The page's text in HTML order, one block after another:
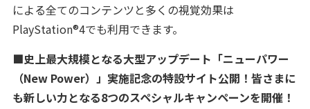
による全てのコンテンツと多くの視覚効果は
PlayStation®4でも利用できます。
■史上最大規模となる大型アップデート「ニューパワー
（New Power）」実施記念の特設サイト公開！皆さまに
も新しい力となる8つのスペシャルキャンペーンを開催！